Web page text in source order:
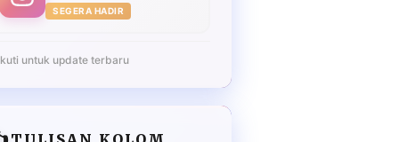
SEGERA HADIR
untuk update terbaru